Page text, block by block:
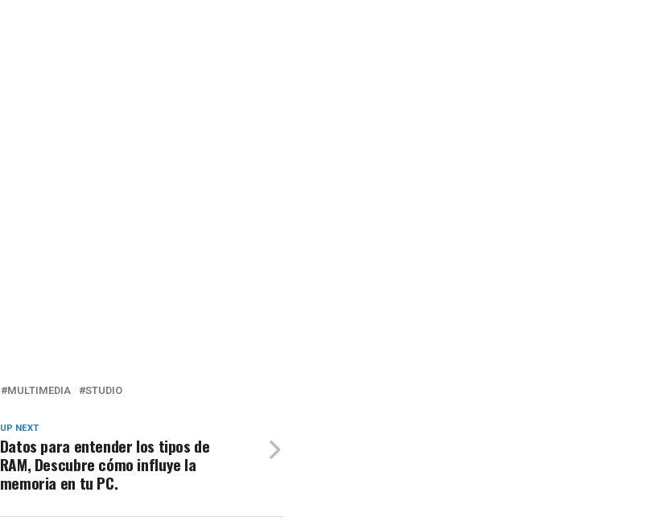
MULTIMEDIA STUDIO
UP NEXT
Datos para entender los tipos de
RAM, Descubre cómo influye la
memoria en tu PC.